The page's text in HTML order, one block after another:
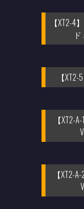
【XT2-4
【
【XT2-
【XT2-